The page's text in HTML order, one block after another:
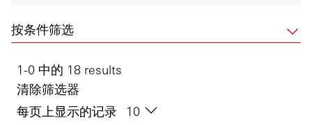
按条件筛选
1-0 中的 18 results
清除筛选器
每页上显示的记录